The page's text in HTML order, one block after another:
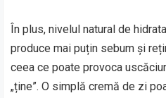
În plus, nivelul natural de
produce mai puțin sebum și
ceea ce poate provoca
„ține”. O simplă cremă de zi